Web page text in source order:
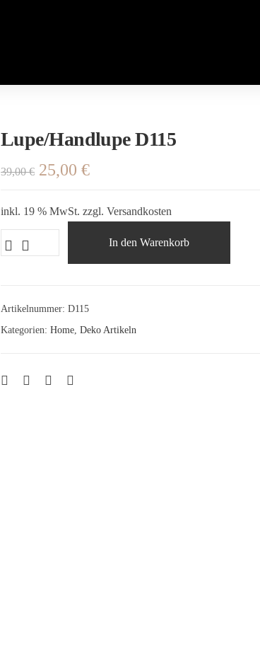
Lupe/Handlupe D115
39,00€ 25,00€
inkl. 19 % MwSt. zzgl.Versandkosten
In den Warenkorb
Artikelnummer:D115
Kategorien:Home,Deko Artikeln